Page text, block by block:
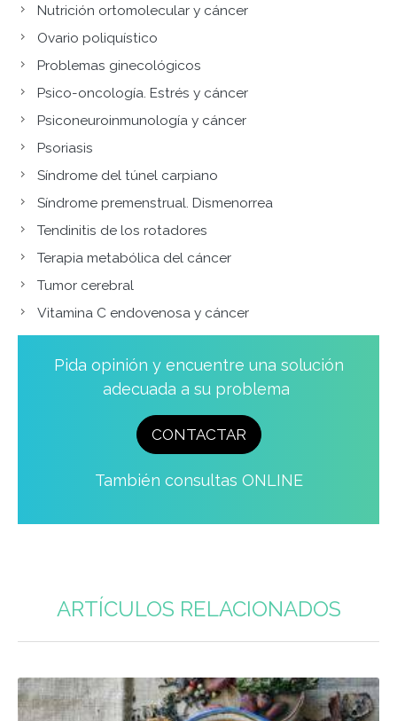
Nutrición ortomolecular y cáncer
Ovario poliquístico
Problemas ginecológicos
Psico-oncología. Estrés y cáncer
Psiconeuroinmunología y cáncer
Psoriasis
Síndrome del túnel carpiano
Síndrome premenstrual. Dismenorrea
Tendinitis de los rotadores
Terapia metabólica del cáncer
Tumor cerebral
Vitamina C endovenosa y cáncer
Pida opinión y encuentre una solución
adecuada a su problema
CONTACTAR
También consultas ONLINE
ARTÍCULOS RELACIONADOS